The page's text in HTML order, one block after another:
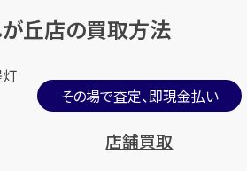
が丘店の買取方法
その場で査定、即現金払い
店舗買取